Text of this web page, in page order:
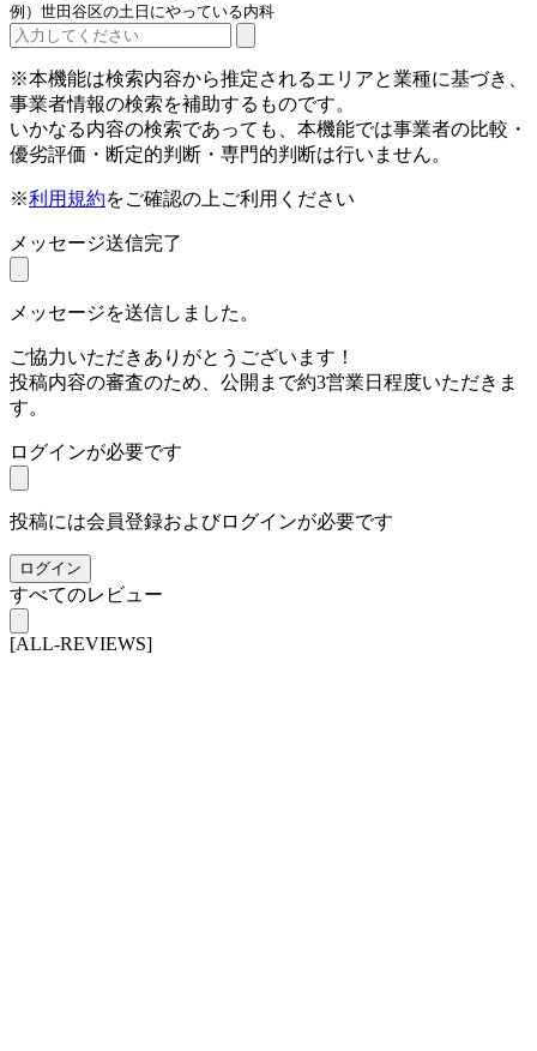
例）世田谷区の土日にやっている内科
※本機能は検索内容から推定されるエリアと業種に基づき、
事業者情報の検索を補助するものです。
いかなる内容の検索であっても、本機能では事業者の比較・
優劣評価・断定的判断・専門的判断は行いません。
※利用規約をご確認の上ご利用ください
メッセージ送信完了
メッセージを送信しました。
ご協力いただきありがとうございます！
投稿内容の審査のため、公開まで約3営業日程度いただきま
す。
ログインが必要です
投稿には会員登録およびログインが必要です
ログイン
すべてのレビュー
[ALL-REVIEWS]